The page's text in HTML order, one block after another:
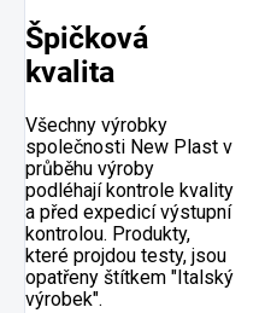
Špičková
kvalita
Všechny výrobky
společnosti New Plast v
průběhu výroby
podléhají kontrole kvality
a před expedicí výstupní
kontrolou. Produkty,
které projdou testy, jsou
opatřeny štítkem "Italský
výrobek".